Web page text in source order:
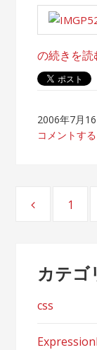
“淡
路
の続きを読
2006年7月
コメントする
投
ビ
ゲ
ー
ページ
1
カテゴ
css